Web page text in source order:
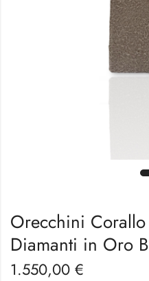
Orecchini
Diamanti in Oro
1.550,00 €